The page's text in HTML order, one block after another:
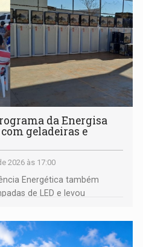
da Energisa
geladeiras e
2026 às 17:00
Energética também
de LED e levou